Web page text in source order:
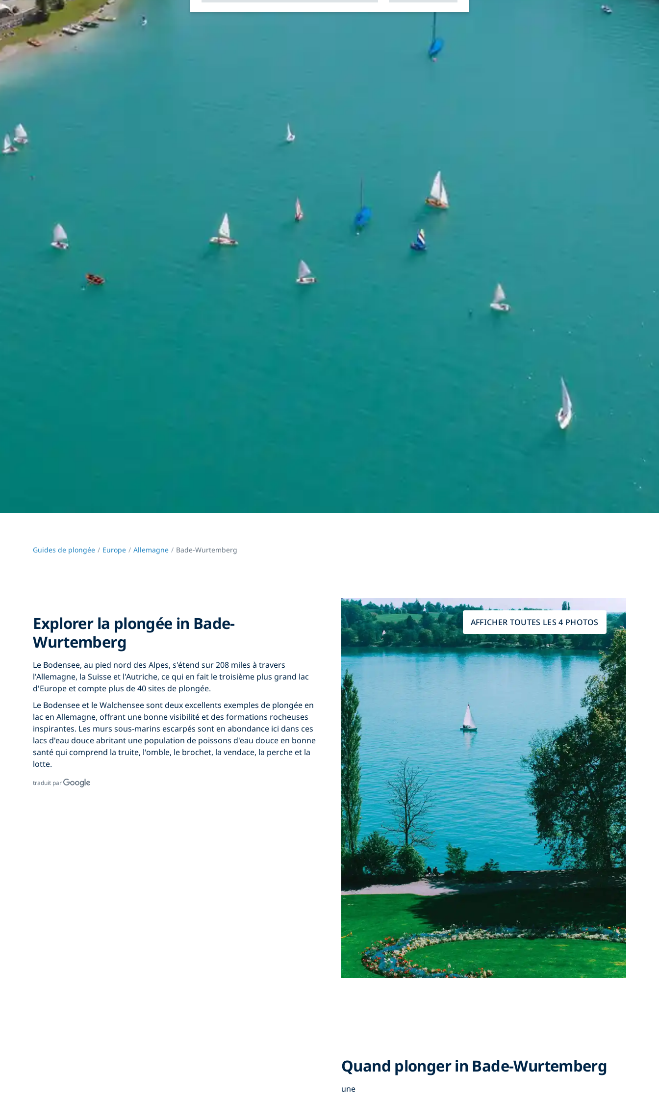
Guides de plongée Europe Allemagne Bade-Wurtemberg
Explorer la plongée in Bade-
Wurtemberg
Le Bodensee, au pied nord des Alpes, s'étend sur 208 miles à travers
l'Allemagne, la Suisse et l'Autriche, ce qui en fait le troisième plus grand lac
d'Europe et compte plus de 40 sites de plongée.
Le Bodensee et le Walchensee sont deux excellents exemples de plongée en
lac en Allemagne, offrant une bonne visibilité et des formations rocheuses
inspirantes. Les murs sous-marins escarpés sont en abondance ici dans ces
lacs d'eau douce abritant une population de poissons d'eau douce en bonne
santé qui comprend la truite, l'omble, le brochet, la vendace, la perche et la
lotte.
traduit par
AFFICHER TOUTES LES 4 PHOTOS
Quand plonger in Bade-Wurtemberg
une